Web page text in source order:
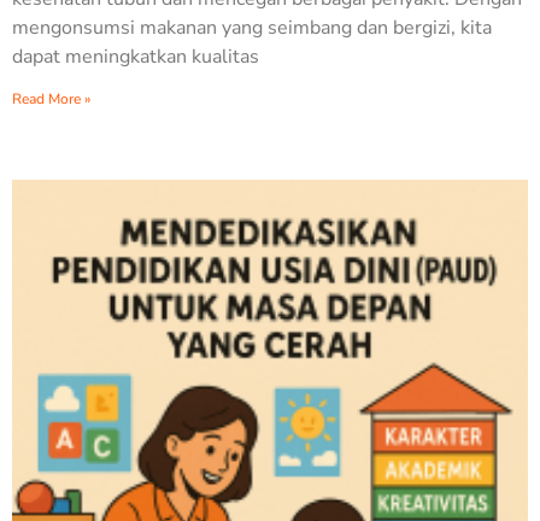
mengonsumsi makanan yang seimbang dan bergizi, kita
dapat meningkatkan kualitas
Read More »